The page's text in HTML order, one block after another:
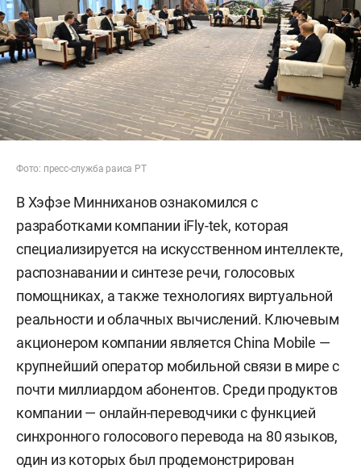
Фото: пресс-служба раиса РТ
В Хэфэе Минниханов ознакомился с
разработками компании iFly-tek, которая
специализируется на искусственном интеллекте,
распознавании и синтезе речи, голосовых
помощниках, а также технологиях виртуальной
реальности и облачных вычислений. Ключевым
акционером компании является China Mobile —
крупнейший оператор мобильной связи в мире с
почти миллиардом абонентов. Среди продуктов
компании — онлайн-переводчики с функцией
синхронного голосового перевода на 80 языков,
один из которых был продемонстрирован